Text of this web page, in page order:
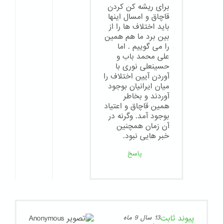
برای ریشه کن کردن
قاچاق و امسال اینها
باید اختلاف ها را از
بین برد ما هم همین
را می گوییم . اما
علی محمد باب و
حسینعلی نوری با
آوردن آیین اختلاف را
میان ایرانیان بوجود
آوردند و بخاطر
همین قاچاق و اعتیاد
بوجود آمد. وگرنه در
آن زمان همچنین
خبر هایی نبود.
پاسخ
پیوند ثابت
13 سال 9 ماه